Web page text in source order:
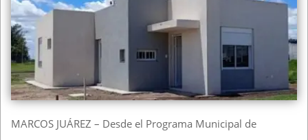
MARCOS JUÁREZ – Desde el Programa Municipal de